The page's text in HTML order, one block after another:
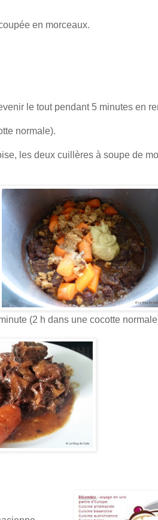
en morceaux.
le tout pendant 5 minutes en
normale).
les deux cuillères à soupe de
(2 h dans une cocotte